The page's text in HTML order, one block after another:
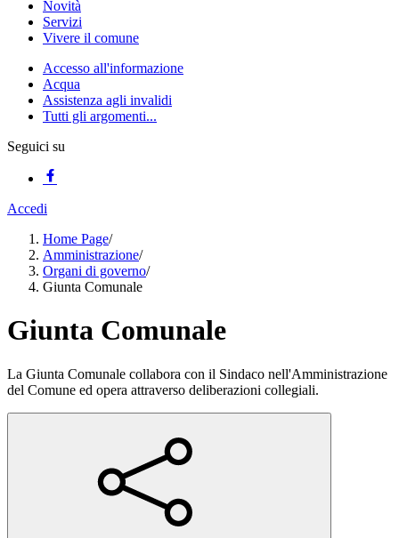
Novità
Servizi
Vivere il comune
Accesso all'informazione
Acqua
Assistenza agli invalidi
Tutti gli argomenti...
Seguici su
Accedi
Home Page/
Amministrazione/
Organi di governo/
Giunta Comunale
Giunta Comunale
La Giunta Comunale collabora con il Sindaco nell'Amministrazione
del Comune ed opera attraverso deliberazioni collegiali.